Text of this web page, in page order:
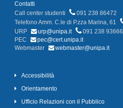
Contatti
Call center studenti
091 238 86472
Telefono Amm. C.le di P.zza Marina, 61
URP
urp@unipa.it
091 238 93666
PEC
pec@cert.unipa.it
Webmaster
webmaster@unipa.it
Accessibilità
Orientamento
Ufficio Relazioni con il Pubblico